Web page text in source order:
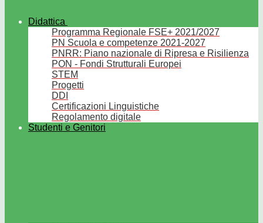
Didattica
Programma Regionale FSE+ 2021/2027
PN Scuola e competenze 2021-2027
PNRR: Piano nazionale di Ripresa e Risilienza
PON - Fondi Strutturali Europei
STEM
Progetti
DDI
Certificazioni Linguistiche
Regolamento digitale
Studenti e Genitori